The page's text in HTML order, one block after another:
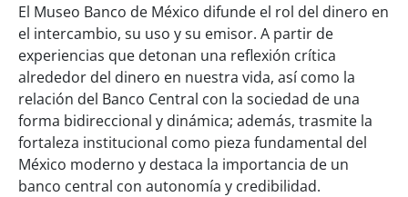
El Museo Banco de México difunde el rol del dinero en
el intercambio, su uso y su emisor. A partir de
experiencias que detonan una reflexión crítica
alrededor del dinero en nuestra vida, así como la
relación del Banco Central con la sociedad de una
forma bidireccional y dinámica; además, trasmite la
fortaleza institucional como pieza fundamental del
México moderno y destaca la importancia de un
banco central con autonomía y credibilidad.